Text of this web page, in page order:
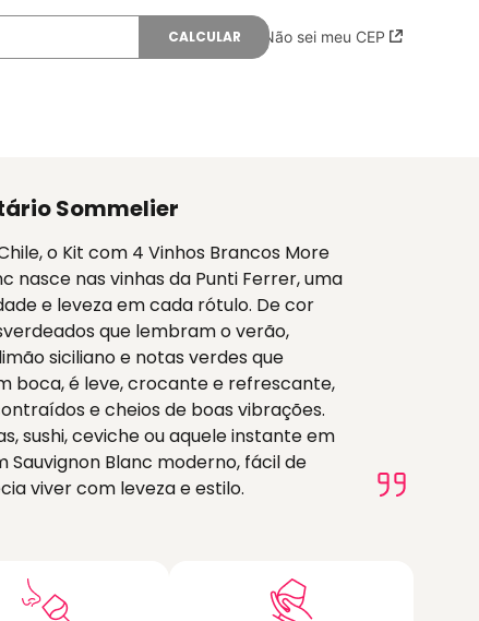
Não sei meu CEP
Sommelier
o Kit com 4 Vinhos Brancos More
nasce nas vinhas da Punti Ferrer, uma
e leveza em cada rótulo. De cor
que lembram o verão,
siciliano e notas verdes que
boca, é leve, crocante e refrescante,
e cheios de boas vibrações.
sushi, ceviche ou aquele instante em
Blanc moderno, fácil de
viver com leveza e estilo.